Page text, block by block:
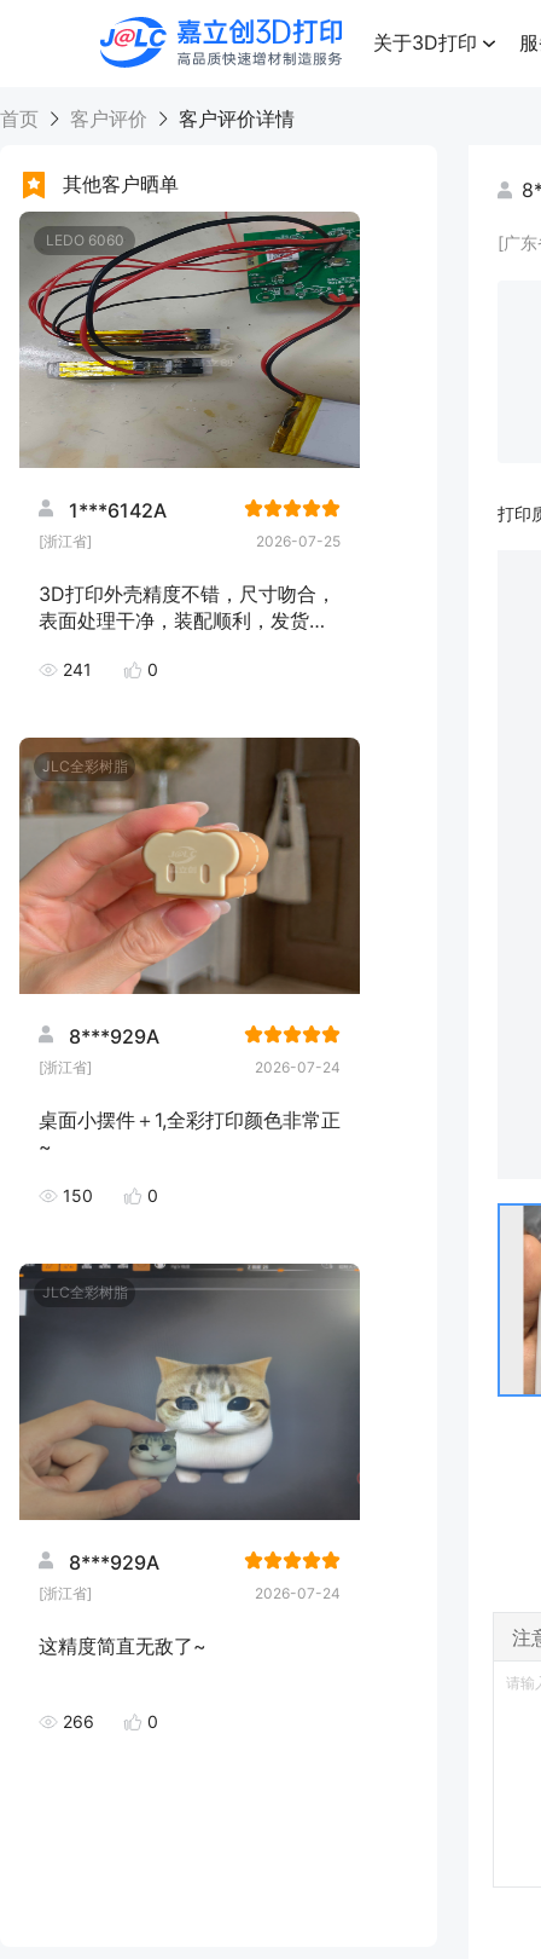
高品质快速增材制造服务
关于3D打印
首页 客户评价 客户评价详情
其他客户晒单
LEDO 6060
1***6142A
[浙江省] 2026-07-25
3D打印外壳精度不错，尺寸吻合，
表面处理干净，装配顺利，发货速
241 0
JLC全彩树脂
8***929A
[浙江省] 2026-07-24
桌面小摆件＋1,全彩打印颜色非常正
~
150 0
JLC全彩树脂
8***929A
[浙江省] 2026-07-24
这精度简直无敌了~
266 0
[广
打印
注